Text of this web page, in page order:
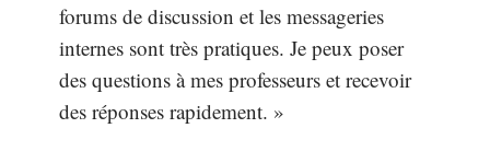
forums de discussion et les messageries
internes sont très pratiques. Je peux poser
des questions à mes professeurs et recevoir
des réponses rapidement. »